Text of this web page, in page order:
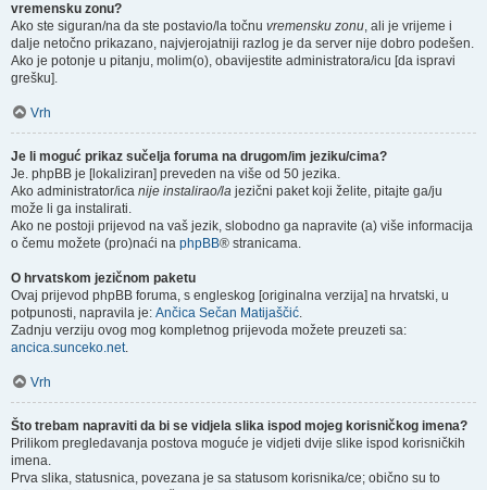
vremensku zonu?
Ako ste siguran/na da ste postavio/la točnu vremensku zonu, ali je vrijeme i
dalje netočno prikazano, najvjerojatniji razlog je da server nije dobro podešen.
Ako je potonje u pitanju, molim(o), obavijestite administratora/icu [da ispravi
grešku].
Vrh
Je li moguć prikaz sučelja foruma na drugom/im jeziku/cima?
Je. phpBB je [lokaliziran] preveden na više od 50 jezika.
Ako administrator/ica nije instalirao/la jezični paket koji želite, pitajte ga/ju
može li ga instalirati.
Ako ne postoji prijevod na vaš jezik, slobodno ga napravite (a) više informacija
o čemu možete (pro)naći na phpBB® stranicama.
O hrvatskom jezičnom paketu
Ovaj prijevod phpBB foruma, s engleskog [originalna verzija] na hrvatski, u
potpunosti, napravila je: Ančica Sečan Matijaščić.
Zadnju verziju ovog mog kompletnog prijevoda možete preuzeti sa:
ancica.sunceko.net.
Vrh
Što trebam napraviti da bi se vidjela slika ispod mojeg korisničkog imena?
Prilikom pregledavanja postova moguće je vidjeti dvije slike ispod korisničkih
imena.
Prva slika, statusnica, povezana je sa statusom korisnika/ce; obično su to